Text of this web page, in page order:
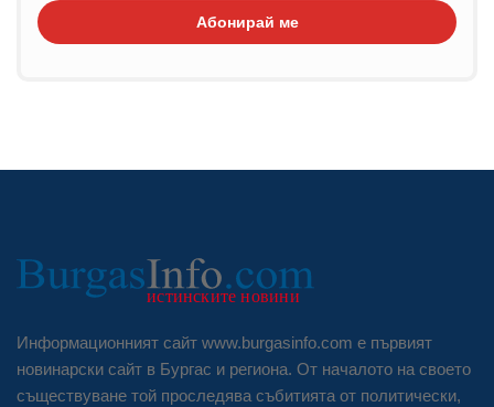
Абонирай ме
Информационният сайт www.burgasinfo.com е първият
новинарски сайт в Бургас и региона. От началото на своето
съществуване той проследява събитията от политически,